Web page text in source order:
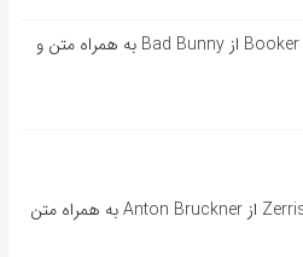
آهنگ اسپانیایی Booker T از Bad Bunny به همراه متن و
آهنگ آلمانی Zerrissen از Anton Bruckner به همراه متن